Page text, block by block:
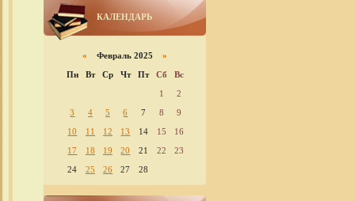
КАЛЕНДАРЬ
« Февраль 2025»
Пн
Вт Ср Чт Пт Сб
Вс
1
2
3
4 5 6 7 8
9
10
11 12 13 14 15
16
17
18 19 20 21 22
23
24
25 26 27 28